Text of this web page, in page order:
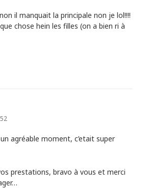
il manquait la principale non je lol!!!!
chose hein les filles (on a bien ri à
agréable moment, c’etait super
prestations, bravo à vous et merci